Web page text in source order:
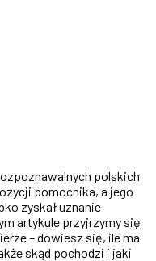
polskich
pomocnika, a jego
zyskał uznanie
artykule przyjrzymy się
– dowiesz się, ile ma
skąd pochodzi i jaki